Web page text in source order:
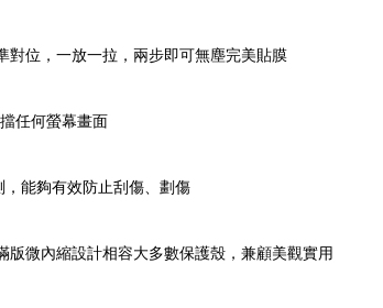
對位，一放一拉，兩步即可無塵完美貼膜
任何螢幕畫面
能夠有效防止刮傷、劃傷
微內縮設計相容大多數保護殼，兼顧美觀實用